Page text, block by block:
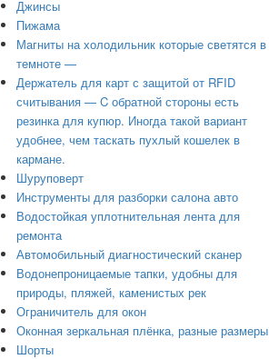
Джинсы
Пижама
Магниты на холодильник которые светятся в
темноте —
Держатель для карт с защитой от RFID
считывания — C обратной стороны есть
резинка для купюр. Иногда такой вариант
удобнее, чем таскать пухлый кошелек в
кармане.
Шуруповерт
Инструменты для разборки салона авто
Водостойкая уплотнительная лента для
ремонта
Автомобильный диагностический сканер
Водонепроницаемые тапки, удобны для
природы, пляжей, каменистых рек
Ограничитель для окон
Оконная зеркальная плёнка, разные размеры
Шорты